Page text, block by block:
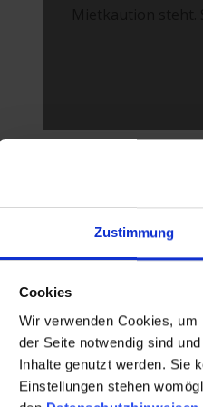
Zustimmung
Cookies
Wir verwenden Cookies,
der Seite notwendig sind
Inhalte genutzt werden. Sie
Einstellungen stehen
sinnvoll, eine
Zunächst ist es dem
darstellen.
Es gibt jedoch auch
abgewickelt werden.
unterschiedlichen